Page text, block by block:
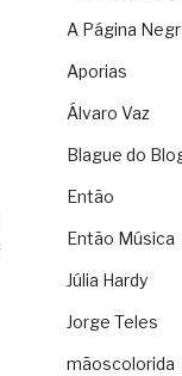
A Página
Aporias
Álvaro Vaz
Blague do
Então
Então Música
Júlia Hardy
Jorge Teles
mãoscolorida